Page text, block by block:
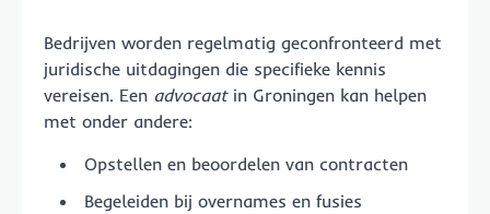
Bedrijven worden regelmatig geconfronteerd met
juridische uitdagingen die specifieke kennis
vereisen. Een advocaatin Groningen kan helpen
met onder andere:
Opstellen en beoordelen van contracten
Begeleiden bij overnames en fusies